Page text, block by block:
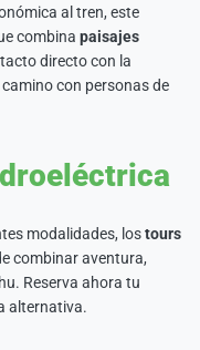
al tren, este
combina paisajes
directo con la
con personas de
modalidades, lostours
combinar aventura,
Reserva ahora tu
alternativa.